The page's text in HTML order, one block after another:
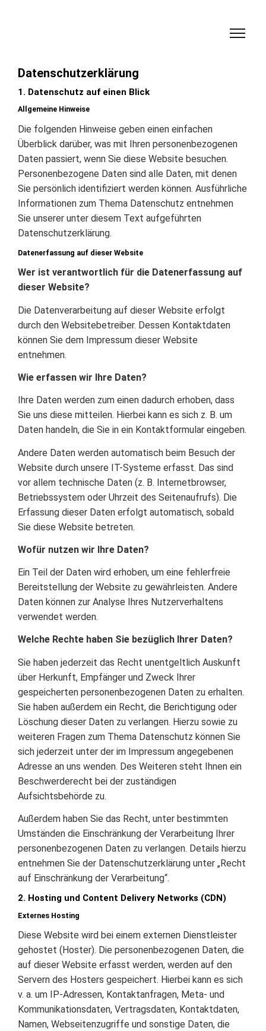
Datenschutzerklärung
1. Datenschutz auf einen Blick
Allgemeine Hinweise
Die folgenden Hinweise geben einen einfachen
Überblick darüber, was mit Ihren personenbezogenen
Daten passiert, wenn Sie diese Website besuchen.
Personenbezogene Daten sind alle Daten, mit denen
Sie persönlich identifiziert werden können. Ausführliche
Informationen zum Thema Datenschutz entnehmen
Sie unserer unter diesem Text aufgeführten
Datenschutzerklärung.
Datenerfassung auf dieser Website
Wer ist verantwortlich für die Datenerfassung auf
dieser Website?
Die Datenverarbeitung auf dieser Website erfolgt
durch den Websitebetreiber. Dessen Kontaktdaten
können Sie dem Impressum dieser Website
entnehmen.
Wie erfassen wir Ihre Daten?
Ihre Daten werden zum einen dadurch erhoben, dass
Sie uns diese mitteilen. Hierbei kann es sich z. B. um
Daten handeln, die Sie in ein Kontaktformular eingeben.
Andere Daten werden automatisch beim Besuch der
Website durch unsere IT-Systeme erfasst. Das sind
vor allem technische Daten (z. B. Internetbrowser,
Betriebssystem oder Uhrzeit des Seitenaufrufs). Die
Erfassung dieser Daten erfolgt automatisch, sobald
Sie diese Website betreten.
Wofür nutzen wir Ihre Daten?
Ein Teil der Daten wird erhoben, um eine fehlerfreie
Bereitstellung der Website zu gewährleisten. Andere
Daten können zur Analyse Ihres Nutzerverhaltens
verwendet werden.
Welche Rechte haben Sie bezüglich Ihrer Daten?
Sie haben jederzeit das Recht unentgeltlich Auskunft
über Herkunft, Empfänger und Zweck Ihrer
gespeicherten personenbezogenen Daten zu erhalten.
Sie haben außerdem ein Recht, die Berichtigung oder
Löschung dieser Daten zu verlangen. Hierzu sowie zu
weiteren Fragen zum Thema Datenschutz können Sie
sich jederzeit unter der im Impressum angegebenen
Adresse an uns wenden. Des Weiteren steht Ihnen ein
Beschwerderecht bei der zuständigen
Aufsichtsbehörde zu.
Außerdem haben Sie das Recht, unter bestimmten
Umständen die Einschränkung der Verarbeitung Ihrer
personenbezogenen Daten zu verlangen. Details hierzu
entnehmen Sie der Datenschutzerklärung unter „Recht
auf Einschränkung der Verarbeitung“.
2. Hosting und Content Delivery Networks (CDN)
Externes Hosting
Diese Website wird bei einem externen Dienstleister
gehostet (Hoster). Die personenbezogenen Daten, die
auf dieser Website erfasst werden, werden auf den
Servern des Hosters gespeichert. Hierbei kann es sich
v. a. um IP-Adressen, Kontaktanfragen, Meta- und
Kommunikationsdaten, Vertragsdaten, Kontaktdaten,
Namen, Webseitenzugriffe und sonstige Daten, die